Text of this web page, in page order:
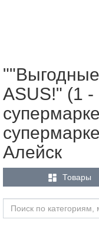
ASUS!" (1
Алейск
 Товары